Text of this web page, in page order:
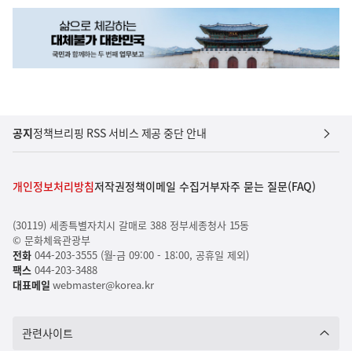
공지정책브리핑 RSS 서비스 제공 중단 안내
개인정보처리방침저작권정책이메일 수집거부자주 묻는 질문(FAQ)
(30119) 세종특별자치시 갈매로 388 정부세종청사 15동
© 문화체육관광부
전화044-203-3555 (월-금 09:00 - 18:00, 공휴일 제외)
팩스 044-203-3488
대표메일 webmaster@korea.kr
관련사이트